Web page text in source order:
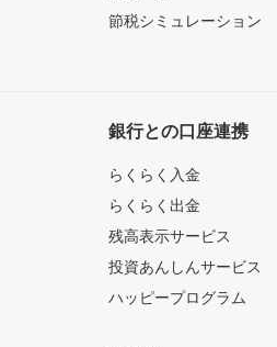
節税シミュレーション
銀行との口座連携
らくらく入金
らくらく出金
残高表示サービス
投資あんしんサービス
ハッピープログラム